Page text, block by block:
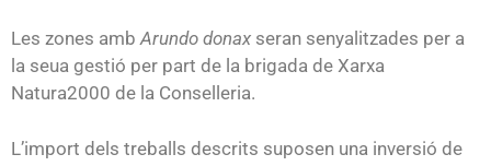
Les zones ambArundo donax seran senyalitzades per a
la seua gestió per part de la brigada de Xarxa
Natura2000 de la Conselleria.
L’import dels treballs descrits suposen una inversió de